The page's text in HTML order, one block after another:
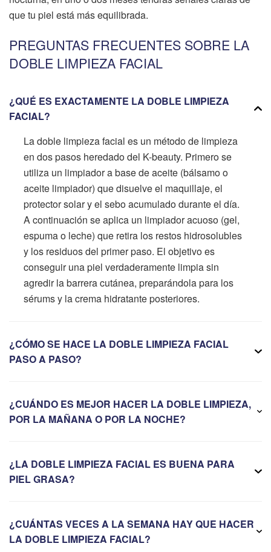
que tu piel está más equilibrada.
PREGUNTAS FRECUENTES SOBRE LA
DOBLE LIMPIEZA FACIAL
¿QUÉ ES EXACTAMENTE LA DOBLE LIMPIEZA
FACIAL?
La doble limpieza facial es un método de limpieza
en dos pasos heredado del K-beauty. Primero se
utiliza un limpiador a base de aceite (bálsamo o
aceite limpiador) que disuelve el maquillaje, el
protector solar y el sebo acumulado durante el día.
A continuación se aplica un limpiador acuoso (gel,
espuma o leche) que retira los restos hidrosolubles
y los residuos del primer paso. El objetivo es
conseguir una piel verdaderamente limpia sin
agredir la barrera cutánea, preparándola para los
sérums y la crema hidratante posteriores.
¿CÓMO SE HACE LA DOBLE LIMPIEZA FACIAL
PASO A PASO?
¿CUÁNDO ES MEJOR HACER LA DOBLE LIMPIEZA,
POR LA MAÑANA O POR LA NOCHE?
¿LA DOBLE LIMPIEZA FACIAL ES BUENA PARA
PIEL GRASA?
¿CUÁNTAS VECES A LA SEMANA HAY QUE HACER
LA DOBLE LIMPIEZA FACIAL?